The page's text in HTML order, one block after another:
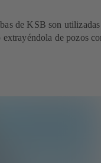
de KSB son
de pozos